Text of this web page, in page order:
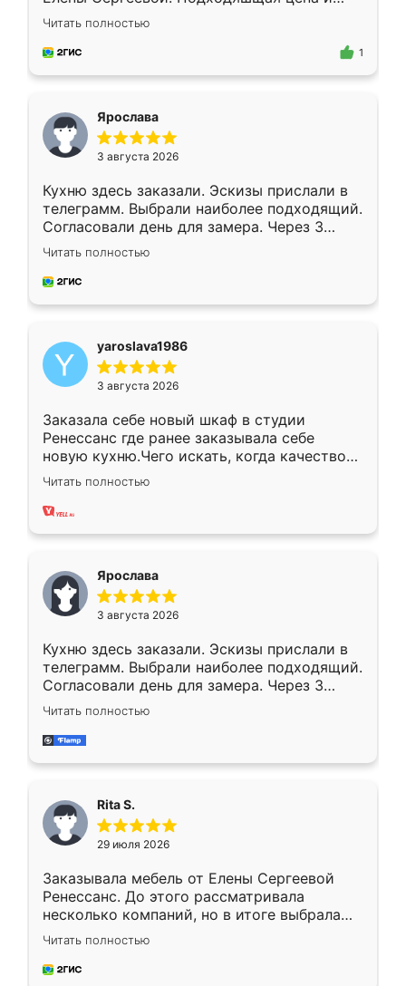
короткие сроки изготовления. Приехавший
для замера сотрудник Владислав
предложил по моему эскизу самый
Читать полностью
1
Ярослава
3 августа 2026
Кухню здесь заказали. Эскизы прислали в
телеграмм. Выбрали наиболее подходящий.
Согласовали день для замера. Через 3
недели кухня была уже готова. Остались
довольны работой. Спасибо Ренессанс
мебель за качественную работу!
Читать полностью
yaroslava1986
3 августа 2026
Заказала себе новый шкаф в студии
Ренессанс где ранее заказывала себе
новую кухню.Чего искать, когда качеством
вполне довольна. Служит кухня уже почти
два года, нареканий нет.
Читать полностью
Ярослава
3 августа 2026
Кухню здесь заказали. Эскизы прислали в
телеграмм. Выбрали наиболее подходящий.
Согласовали день для замера. Через 3
недели кухня была уже готова. Остались
довольны работой. Спасибо Ренессанс
мебель за качественную работу!
Читать полностью
Rita S.
29 июля 2026
Заказывала мебель от Елены Сергеевой
Ренессанс. До этого рассматривала
несколько компаний, но в итоге выбрала
эту. Сначала обговорили условия, потом
приехал замерщик, всё спокойно объяснил
и снял размеры. Изготовили в срок, с
Читать полностью